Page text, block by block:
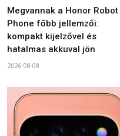
Megvannak a Honor Robot
Phone főbb jellemzői:
kompakt kijelzővel és
hatalmas akkuval jön
2026-08-08